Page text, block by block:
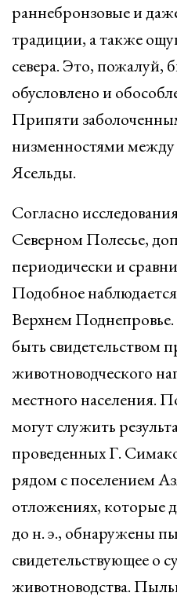
раннебронзовые и
традиции, а также
севера. Это, пожалуй,
обусловлено и
Припяти
низменностями
Ясельды.
Согласно
Северном Полесье,
периодически и
Подобное
Верхнем
быть свидетельством
животноводческого
местного населения.
могут служить
проведенных Г.
рядом с поселением
отложениях, которые
до н. э., обнаружены
свидетельствующее о
животноводства.